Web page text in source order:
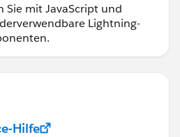
Sie mit JavaScript und
Lightning-
Hilfe